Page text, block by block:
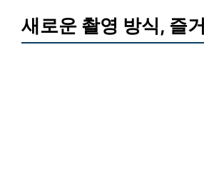
새로운 촬영 방식, 즐